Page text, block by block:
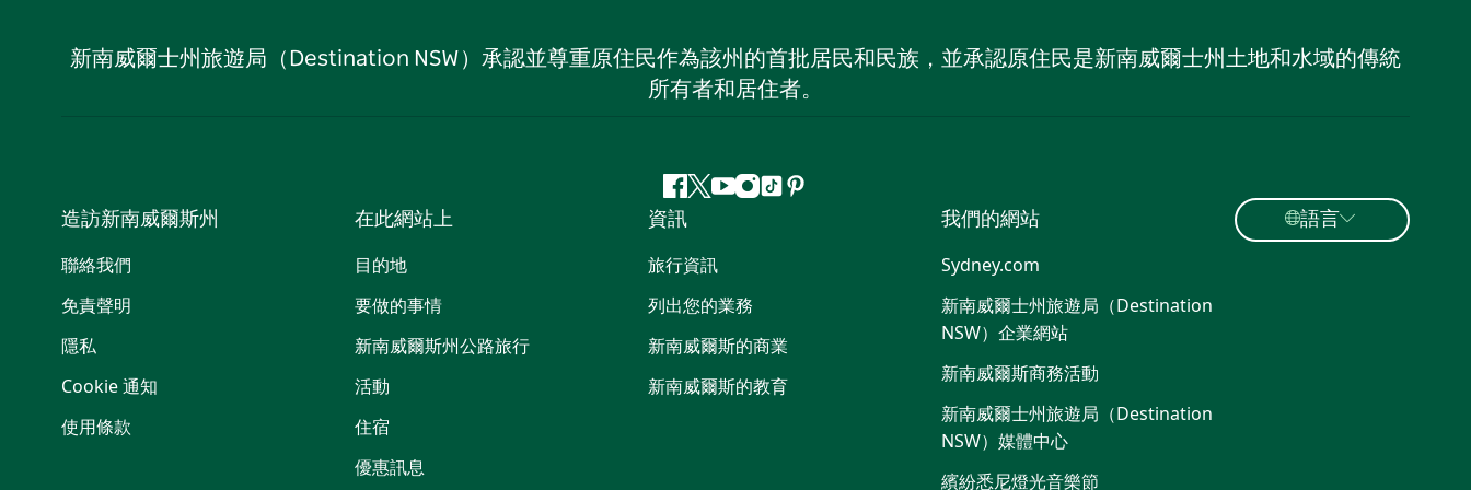
新南威爾士州旅遊局（Destination NSW）承認並尊重原住民作為該州的首批居民和民族，並承認原住民是新南威爾士州土地和水域的傳統
所有者和居住者。
Facebook
嘰
喳
喳
Youtube
Instagram
抖 Pinterest
造訪新南威爾斯州
聯絡我們
免責聲明
隱私
Cookie 通知
使用條款
在此網站上
目的地
要做的事情
新南威爾斯州公路旅行
活動
住宿
優惠訊息
資訊
旅行資訊
列出您的業務
新南威爾斯的商業
新南威爾斯的教育
我們的網站
Sydney.com
新南威爾士州旅遊局（Destination
NSW）企業網站​
新南威爾斯商務活動
新南威爾士州旅遊局（Destination
NSW）媒體中心
繽紛悉尼燈光音樂節
語言